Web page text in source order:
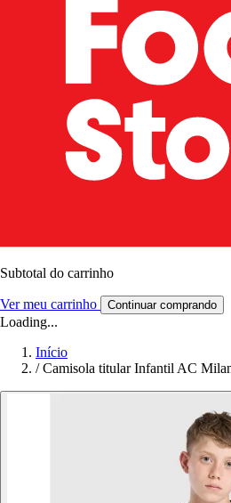
Subtotal do carrinho
Ver meu carrinho Continuar comprando
Loading...
Início
/ Camisola titular Infantil AC